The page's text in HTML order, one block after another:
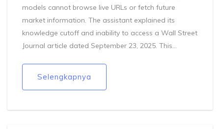
models cannot browse live URLs or fetch future
market information. The assistant explained its
knowledge cutoff and inability to access a Wall Street
Journal article dated September 23, 2025. This
advised to consult primary sources for the latest
Selengkapnya